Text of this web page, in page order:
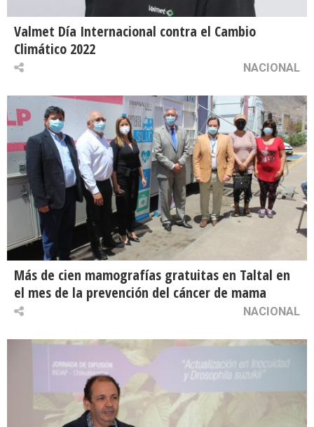
Valmet Día Internacional contra el Cambio
Climático 2022
NACIONAL
Más de cien mamografías gratuitas en Taltal en
el mes de la prevención del cáncer de mama
NACIONAL